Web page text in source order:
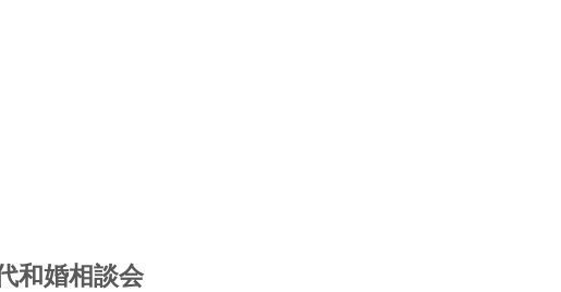
和婚相談会